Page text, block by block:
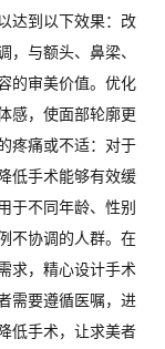
达到以下效果：改
，与额头、鼻梁、
的审美价值。优化
感，使面部轮廓更
疼痛或不适：对于
低手术能够有效缓
于不同年龄、性别
不协调的人群。在
求，精心设计手术
需要遵循医嘱，进
低手术，让求美者